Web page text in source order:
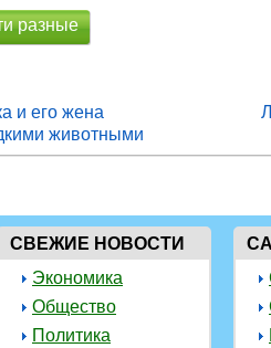
разные
и его жена
животными
СВЕЖИЕ НОВОСТИ
Экономика
Общество
Политика